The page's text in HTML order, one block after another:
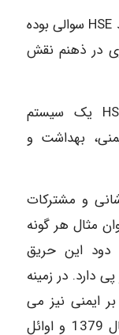
ایجاد و راه اندازی مقطع کارشناسی ارشد HSE سوالی بوده
در ذهنم نقش
همانگونه که استحضار دارید HSE-MS یک سیستم
بهداشت و
و مشترکات
مثال هر گونه
دود این حریق
دارد. در زمینه
ایمنی نیز می
توان مثالهای زیادی را ارائه نمود. از سال 1379 و اوائل